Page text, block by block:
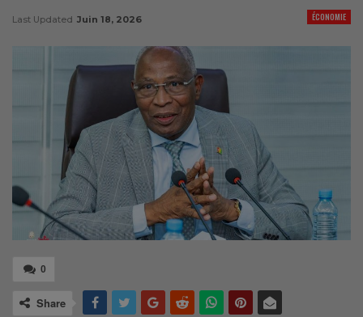
ÉCONOMIE
Last Updated Juin 18, 2026
0
Share